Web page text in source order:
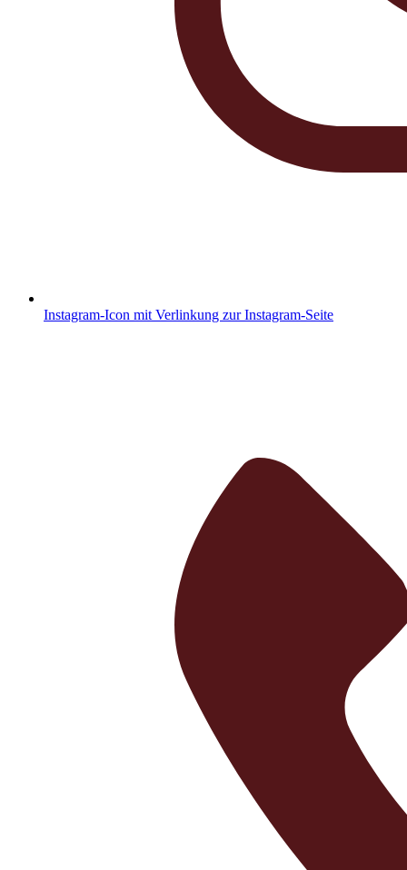
Instagram-Icon mit Verlinkung zur Instagram-Seite